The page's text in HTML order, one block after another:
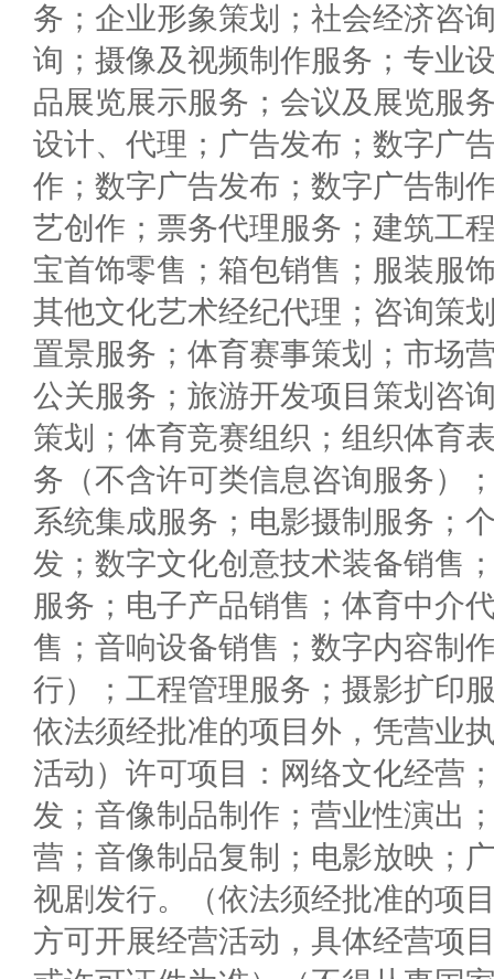
务；企业形象策划；社会经济咨
询；摄像及视频制作服务；专业
品展览展示服务；会议及展览服
设计、代理；广告发布；数字广
作；数字广告发布；数字广告制
艺创作；票务代理服务；建筑工
宝首饰零售；箱包销售；服装服
其他文化艺术经纪代理；咨询策
置景服务；体育赛事策划；市场
公关服务；旅游开发项目策划咨
策划；体育竞赛组织；组织体育
务（不含许可类信息咨询服务）
系统集成服务；电影摄制服务；
发；数字文化创意技术装备销售
服务；电子产品销售；体育中介
售；音响设备销售；数字内容制
行）；工程管理服务；摄影扩印
依法须经批准的项目外，凭营业
活动）许可项目：网络文化经营
发；音像制品制作；营业性演出
营；音像制品复制；电影放映；
视剧发行。（依法须经批准的项
方可开展经营活动，具体经营项